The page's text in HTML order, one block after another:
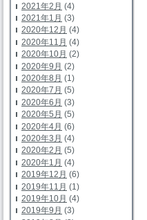
2021年2月 (4)
2021年1月 (3)
2020年12月 (4)
2020年11月 (4)
2020年10月 (2)
2020年9月 (2)
2020年8月 (1)
2020年7月 (5)
2020年6月 (3)
2020年5月 (5)
2020年4月 (6)
2020年3月 (4)
2020年2月 (5)
2020年1月 (4)
2019年12月 (6)
2019年11月 (1)
2019年10月 (4)
2019年9月 (3)